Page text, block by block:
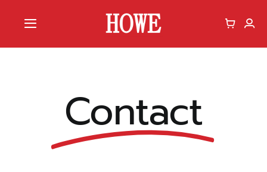
Toggle
Navigation
Member
Contact